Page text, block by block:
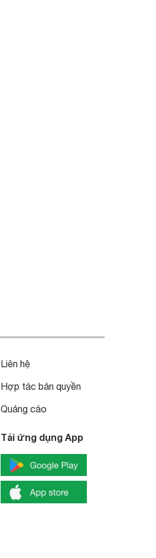
Liên hệ
Hợp tác bản quyền
Quảng cáo
Tải ứng dụng App